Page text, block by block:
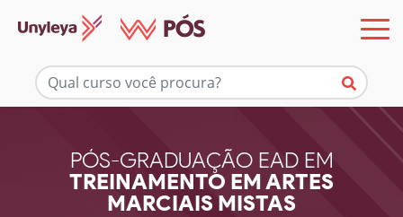
PÓS-GRADUAÇÃO EAD EM
TREINAMENTO EM ARTES
MARCIAIS MISTAS
Mais informações